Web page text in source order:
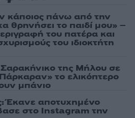
κάποιος πάνω από την
θρηνήσει το παιδί μου» –
του πατέρα και
του ιδιοκτήτη
της Μήλου σε
το ελικόπτερο
μπάνιο
Έκανε αποτυχημένο
στο Instagram την